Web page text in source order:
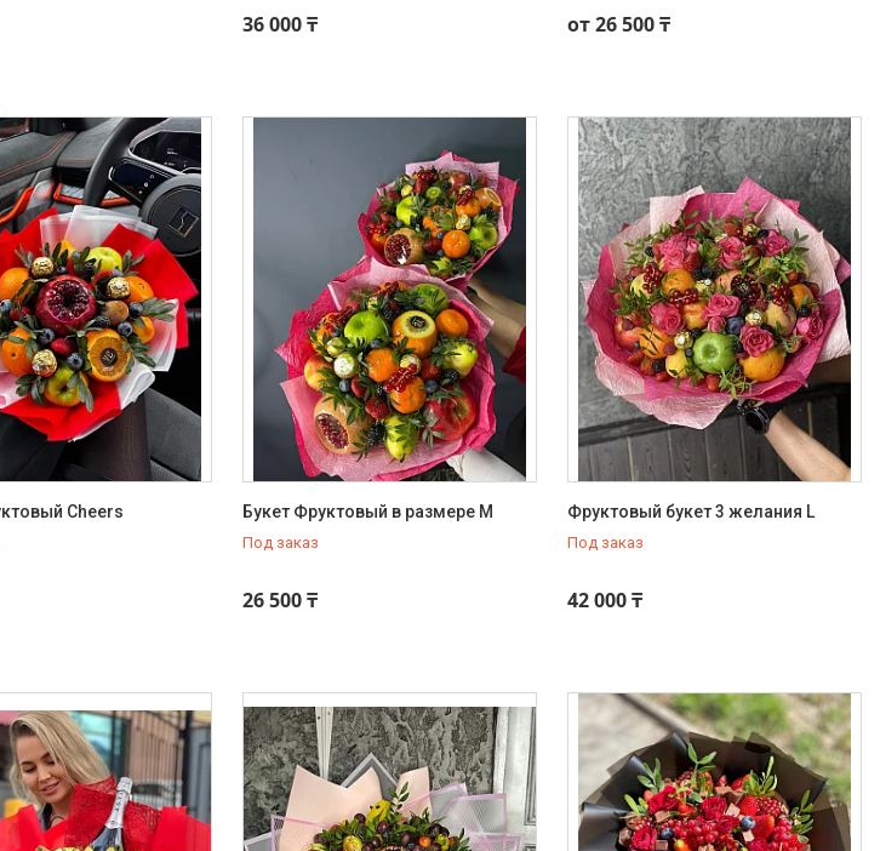
36 000 ₸ от 26 500 ₸
Cheers Букет Фруктовый в размере М
Под заказ
26 500 ₸
Фруктовый букет 3 желания L
Под заказ
42 000 ₸